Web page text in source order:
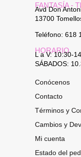
FANTASÍA -
Avd Don
13700
Teléfono: 618
HORARIO
L a V: 10:30-
SÁBADOS:
Conócenos
Contacto
Términos y
Cambios y
Mi cuenta
Estado del